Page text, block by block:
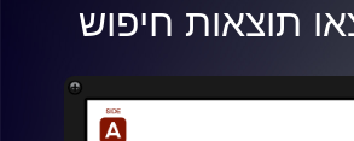
תוצאות חיפוש